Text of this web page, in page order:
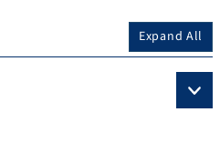
Expand All